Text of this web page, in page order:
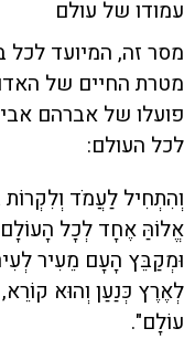
עמודו של עולם
מסר זה, המיועד לכל
מטרת החיים של
פועלו של אברהם
לכל העולם:
וְהִתְחִיל לַעֲמֹד
אֱלוֹהַּ אֶחָד לְכָל
וּמְקַבֵּץ הָעָם מֵעִיר
לְאֶרֶץ כְּנַעַן וְהוּא
עוֹלָם".